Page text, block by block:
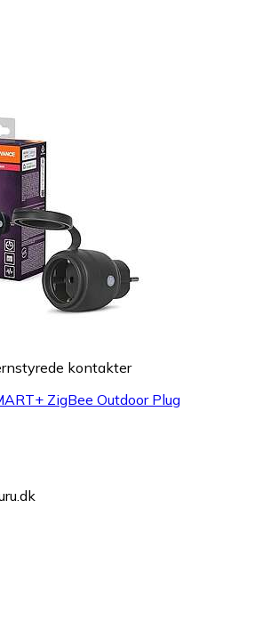
kontakter
ZigBee Outdoor Plug